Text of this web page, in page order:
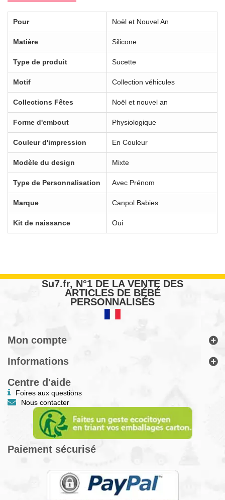
Pour Noël et Nouvel An
Matière Silicone
Type de produit Sucette
Motif Collection véhicules
Collections Fêtes Noël et nouvel an
Forme d'embout Physiologique
Couleur d'impression En Couleur
Modèle du design Mixte
Type de Personnalisation Avec Prénom
Marque Canpol Babies
Kit de naissance Oui
Su7.fr, N°1 DE LA VENTE DES
ARTICLES DE BÉBÉ
PERSONNALISÉS
Mon compte
Informations
Centre d'aide
Foires aux questions
Nous contacter
Paiement sécurisé